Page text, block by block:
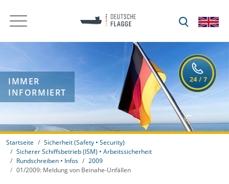
IMMER
INFORMIERT
Startseite
Sicherheit (Safety • Security)
Sicherer Schiffsbetrieb (ISM) • Arbeitssicherheit
Rundschreiben • Infos
2009
01/2009: Meldung von Beinahe-Unfällen